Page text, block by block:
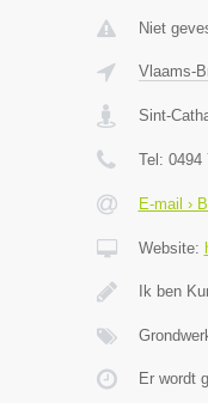
Niet
Vlaams-
Sint-
Tel: 0494
E-mail ›
Website:
Ik ben
Er wordt